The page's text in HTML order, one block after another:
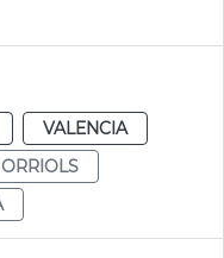
VALENCIA
ORRIOLS